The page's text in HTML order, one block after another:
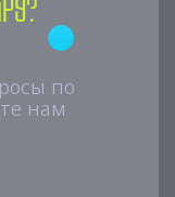
по
нам